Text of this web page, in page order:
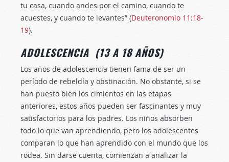
tu casa, cuando andes por el camino, cuando te
acuestes, y cuando te levantes” (Deuteronomio 11:18-
19).
ADOLESCENCIA (13 A 18 AÑOS)
Los años de adolescencia tienen fama de ser un
período de rebeldía y obstinación. No obstante, si se
han puesto bien los cimientos en las etapas
anteriores, estos años pueden ser fascinantes y muy
satisfactorios para los padres. Los niños absorben
todo lo que van aprendiendo, pero los adolescentes
comparan lo que han aprendido con el mundo que los
rodea. Sin darse cuenta, comienzan a analizar la